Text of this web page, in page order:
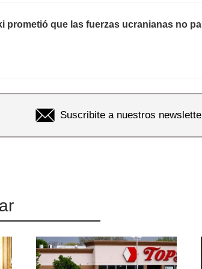
prometió que las fuerzas ucranianas no
Suscribite a nuestros